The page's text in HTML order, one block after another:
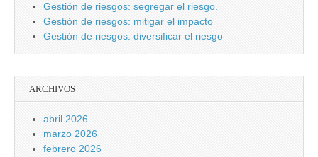
Gestión de riesgos: segregar el riesgo.
Gestión de riesgos: mitigar el impacto
Gestión de riesgos: diversificar el riesgo
ARCHIVOS
abril 2026
marzo 2026
febrero 2026